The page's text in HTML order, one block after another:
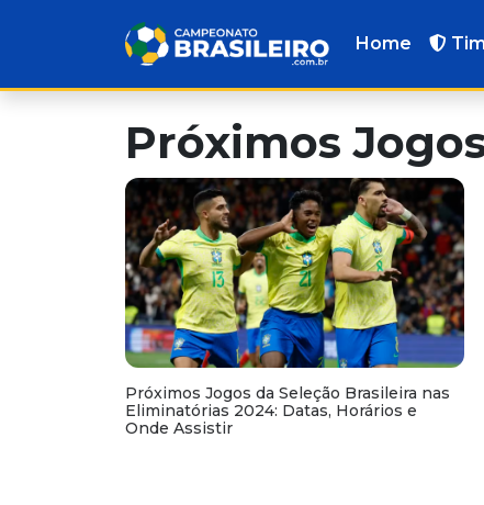
Home
Próximos
Próximos Jogos da Seleção Brasileira nas
Eliminatórias 2024: Datas, Horários e
Onde Assistir